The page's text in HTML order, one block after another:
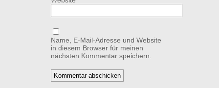
Name, E-Mail-Adresse und Website
in diesem Browser für meinen
nächsten Kommentar speichern.